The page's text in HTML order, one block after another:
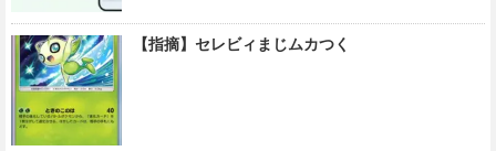
【指摘】セレビィまじムカつく